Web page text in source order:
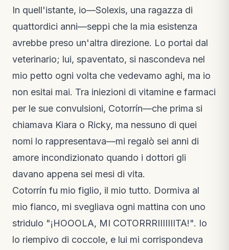
In quell'istante, io—Solexis, una ragazza di
quattordici anni—seppi che la mia esistenza
avrebbe preso un'altra direzione. Lo portai dal
veterinario; lui, spaventato, si nascondeva nel
mio petto ogni volta che vedevamo aghi, ma io
non esitai mai. Tra iniezioni di vitamine e farmaci
per le sue convulsioni, Cotorrín—che prima si
chiamava Kiara o Ricky, ma nessuno di quei
nomi lo rappresentava—mi regalò sei anni di
amore incondizionato quando i dottori gli
davano appena sei mesi di vita.
Cotorrín fu mio figlio, il mio tutto. Dormiva al
mio fianco, mi svegliava ogni mattina con uno
stridulo "¡HOOOLA, MI COTORRRIIIIIIITA!". Io
lo riempivo di coccole, e lui mi corrispondeva